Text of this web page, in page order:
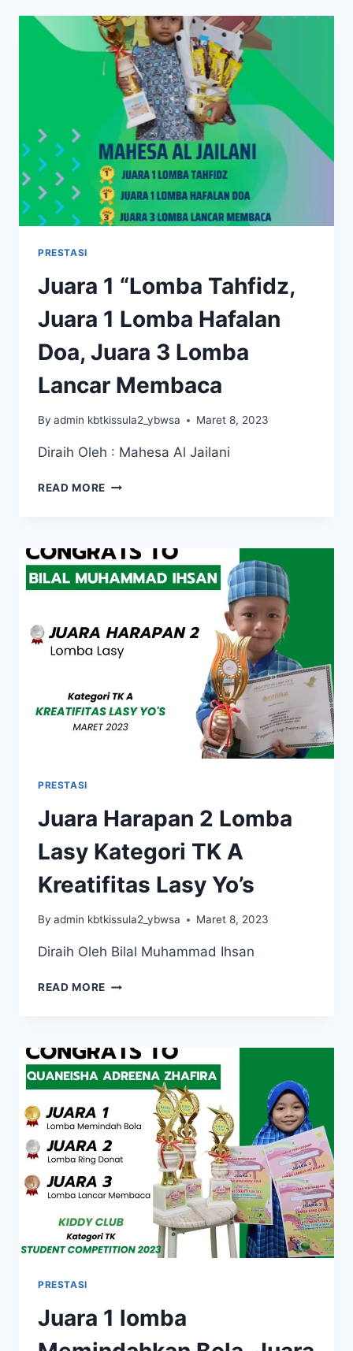
KATEGORI
ANAK
USIA
1-
12
TAHUN
SMILE
KDS
CLUB
PRESTASI
Juara 1 “Lomba Tahfidz,
Juara 1 Lomba Hafalan
Doa, Juara 3 Lomba
Lancar Membaca
By admin kbtkissula2_ybwsa Maret 8, 2023
Diraih Oleh : Mahesa Al Jailani
READ MORE JUARA
JUARA
1
LOMBA
JUARA
3
MEMBACA
PRESTASI
Juara Harapan 2 Lomba
Lasy Kategori TK A
Kreatifitas Lasy Yo’s
By admin kbtkissula2_ybwsa Maret 8, 2023
Diraih Oleh Bilal Muhammad Ihsan
READ MORE JUARA
LASY
KATEGORI
TK
KREATIFITAS
LASY
YO’S
PRESTASI
Juara 1 lomba